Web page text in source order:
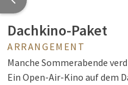
Dachkino-Paket
ARRANGEMENT
Manche Sommerabende
Ein Open-Air-Kino auf dem